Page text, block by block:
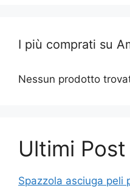
I più comprati su
Nessun prodotto
Ultimi
Spazzola asciuga peli